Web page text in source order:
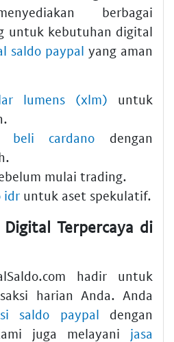
berbagai
untuk kebutuhan digital
saldo paypal yang aman
lumens (xlm) untuk
beli cardano dengan
mulai trading.
idr untuk aset spekulatif.
Terpercaya di
hadir untuk
harian Anda. Anda
saldo paypal dengan
juga melayani jasa